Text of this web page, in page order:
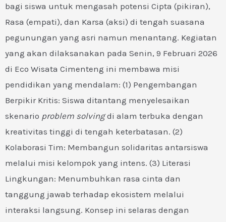
bagi siswa untuk mengasah potensi Cipta (pikiran),
Rasa (empati), dan Karsa (aksi) di tengah suasana
pegunungan yang asri namun menantang. Kegiatan
yang akan dilaksanakan pada Senin, 9 Februari 2026
di Eco Wisata Cimenteng ini membawa misi
pendidikan yang mendalam: (1) Pengembangan
Berpikir Kritis: Siswa ditantang menyelesaikan
skenario problem solvingdi alam terbuka dengan
kreativitas tinggi di tengah keterbatasan. (2)
Kolaborasi Tim: Membangun solidaritas antarsiswa
melalui misi kelompok yang intens. (3) Literasi
Lingkungan: Menumbuhkan rasa cinta dan
tanggung jawab terhadap ekosistem melalui
interaksi langsung. Konsep ini selaras dengan